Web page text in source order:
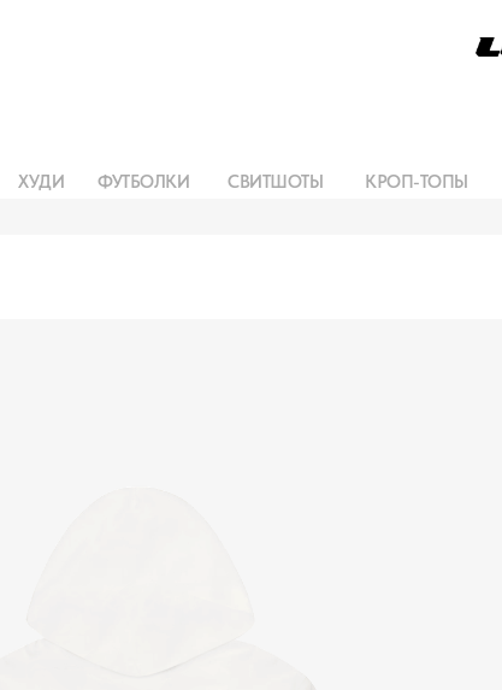
КРОП-ТОПЫ
СВИТШОТЫ
ФУТБОЛКИ
ХУДИ